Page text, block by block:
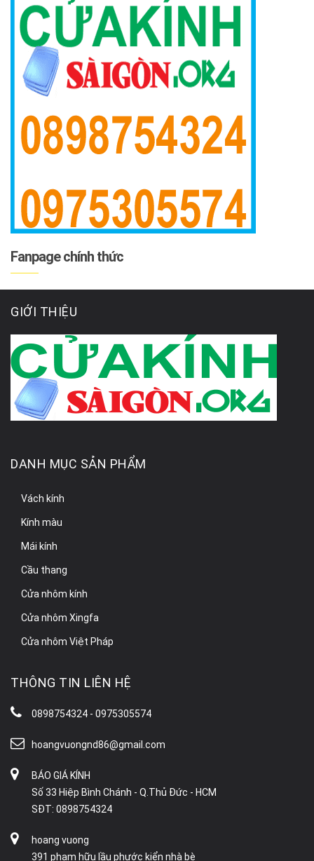
Fanpage chính thức
GIỚI THIỆU
DANH MỤC SẢN PHẨM
Vách kính
Kính màu
Mái kính
Cầu thang
Cửa nhôm kính
Cửa nhôm Xingfa
Cửa nhôm Việt Pháp
THÔNG TIN LIÊN HỆ
0898754324 - 0975305574
hoangvuongnd86@gmail.com
BÁO GIÁ KÍNH
Số 33 Hiệp Bình Chánh - Q.Thủ Đức - HCM
SĐT: 0898754324
hoang vuong
391 phạm hữu lầu phước kiển nhà bè